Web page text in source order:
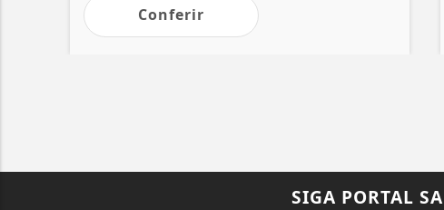
Conferir
SIGA PORTAL